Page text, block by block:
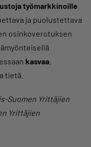
työmarkkinoille
ja puolustettava
osinkoverotuksen
kasvaa
tietä.
Suomen Yrittäjien
Yrittäjien